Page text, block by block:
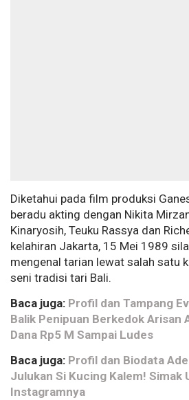
Diketahui pada film produksi
beradu akting dengan Nikita
Kinaryosih, Teuku Rassya dan
kelahiran Jakarta, 15 Mei 1989
mengenal tarian lewat salah satu
seni tradisi tari Bali.
Baca juga: Profil dan Tampang
Balik Penipuan Berkedok Arisan
Dana Rp5 M Sampai Ludes
Baca juga: Profil dan Biodata
Julukan Si Kucing Kalem! Simak
Instagramnya